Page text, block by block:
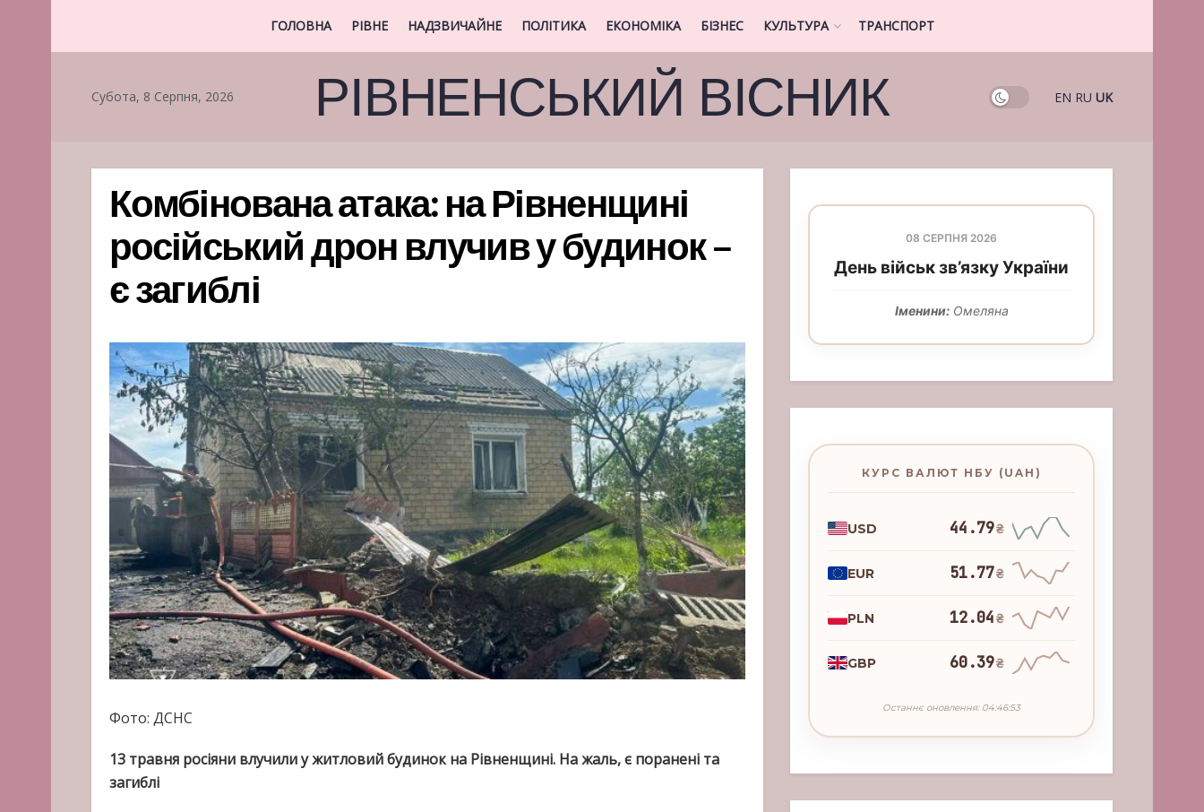
ГОЛОВНА РІВНЕ НАДЗВИЧАЙНЕ ПОЛІТИКА ЕКОНОМІКА БІЗНЕС КУЛЬТУРА ТРАНСПОРТ
Субота, 8 Серпня, 2026 РІВНЕНСЬКИЙ ВІСНИК EN RU UK
Комбінована атака: на Рівненщині
російський дрон влучив у будинок –
є загиблі
Фото: ДСНС
13 травня росіяни влучили у житловий будинок на Рівненщині. На жаль, є поранені та
загиблі
08 СЕРПНЯ 2026
День військ зв’язку України
Іменини:Омеляна
КУРС ВАЛЮТ НБУ (UAH)
USD 44.79₴
EUR 51.77₴
PLN 12.04₴
GBP 60.39₴
Останнє оновлення: 04:46:53